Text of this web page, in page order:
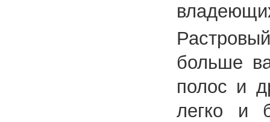
больше
полос и
легко и